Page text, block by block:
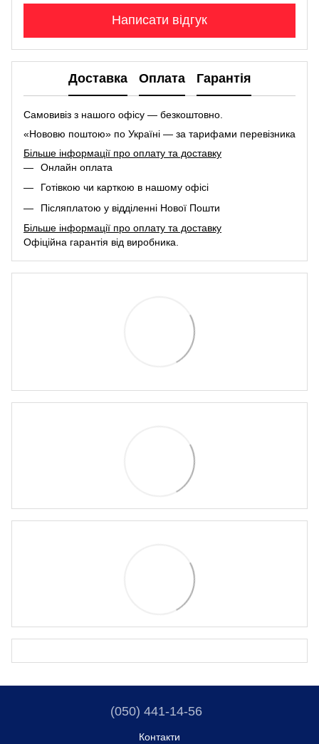
Написати відгук
Доставка Оплата Гарантія
Самовивіз з нашого офісу — безкоштовно.
«Нововю поштою» по Україні — за тарифами перевізника
Більше інформації про оплату та доставку
Онлайн оплата
Готівкою чи карткою в нашому офісі
Післяплатою у відділенні Нової Пошти
Більше інформації про оплату та доставку
Офіційна гарантія від виробника.
(050) 441-14-56
Контакти